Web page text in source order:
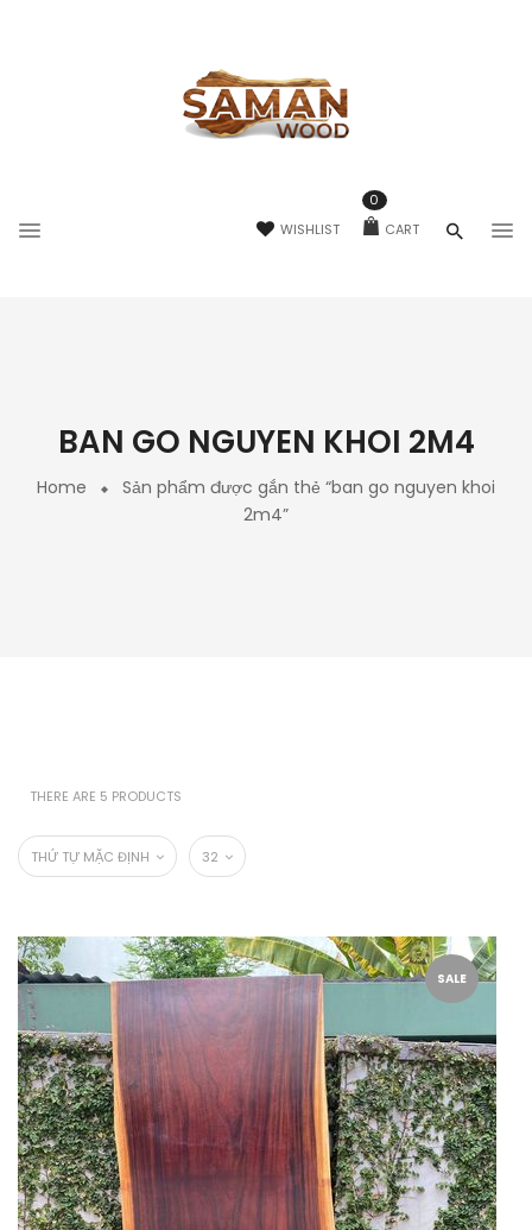
WISHLIST CART
0
BAN GO NGUYEN KHOI 2M4
Home
Sản phẩm được gắn thẻ “ban go nguyen khoi
2m4”
THERE ARE 5 PRODUCTS
THỨ TỰ MẶC ĐỊNH 32
SALE